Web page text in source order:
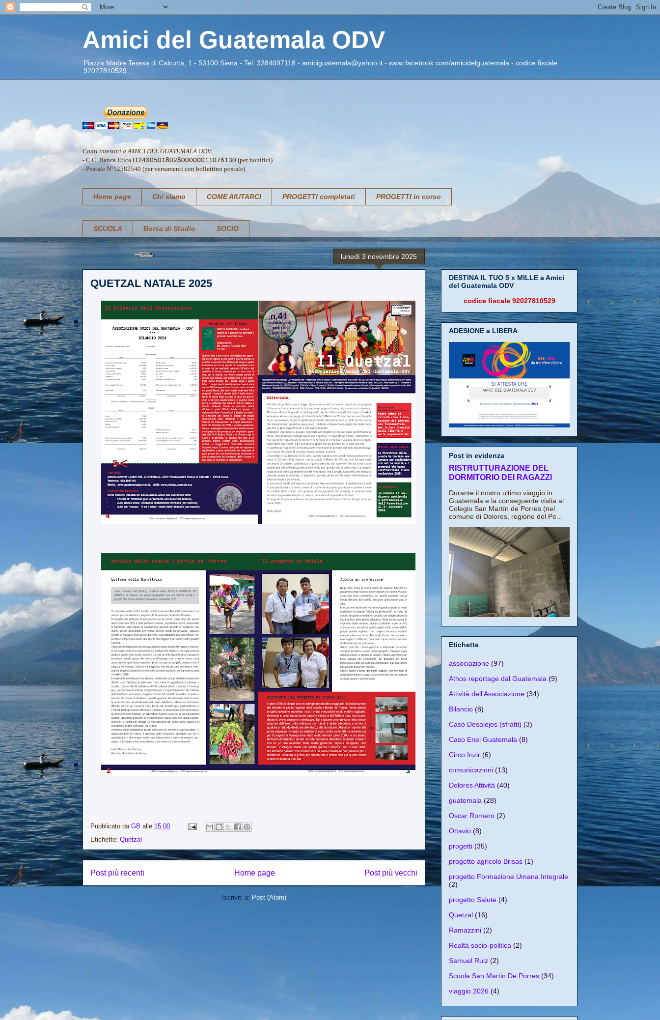
Amici del Guatemala ODV
Piazza Madre Teresa di Calcutta, 1 - 53100 Siena - Tel. 3284097118 - amiciguatemala@yahoo.it - www.facebook.com/amicidelguatemala - codice fiscale
92027810529
Conti intestati a AMICI DEL GUATEMALA ODV:
- C.C. Banca Etica IT24X0501802800000011076130 (per bonifici)
- Postale N°12582540 (per versamenti con bollettino postale)
Home page Chi siamo COME AIUTARCI PROGETTI completati PROGETTI in corso
SCUOLA Borsa di Studio SOCIO
lunedì 3 novembre 2025
QUETZAL NATALE 2025
Pubblicato da GB alle 15:00
Etichette: Quetzal
Post più recenti Post più vecchi
Home page
Iscriviti a: Post (Atom)
DESTINA IL TUO 5 x MILLE a Amici
del Guatemala ODV
codice fiscale 92027810529
ADESIONE a LIBERA
Post in evidenza
RISTRUTTURAZIONE DEL
DORMITORIO DEI RAGAZZI
Durante il nostro ultimo viaggio in
Guatemala e la conseguente visita al
Colegio San Martín de Porres (nel
comune di Dolores, regione del Pe...
Etichette
associazione (97)
Athos reportage dal Guatemala (9)
Attività dell'Associazione (34)
Bilancio (8)
Caso Desalojos (sfratti) (3)
Caso Enel Guatemala (8)
Circo Inzir (6)
comunicazioni (13)
Dolores Attività (40)
guatemala (28)
Oscar Romero (2)
Ottavio (8)
progetti (35)
progetto agricolo Brisas (1)
progetto Formazione Umana Integrale
(2)
progetto Salute (4)
Quetzal (16)
Ramazzini (2)
Realtà socio-politica (2)
Samuel Ruiz (2)
Scuola San Martin De Porres (34)
viaggio 2026 (4)